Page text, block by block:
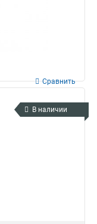
Сравнить
В наличии